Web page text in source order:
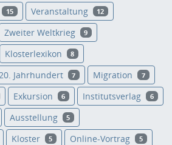
15 Veranstaltung 12
Zweiter Weltkrieg 9
Klosterlexikon 8
20. Jahrhundert 7 Migration 7
Exkursion 6 Institutsverlag 6
Ausstellung 5
Kloster 5 Online-Vortrag 5